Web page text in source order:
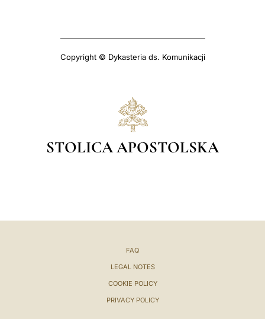
Copyright © Dykasteria ds. Komunikacji
STOLICA APOSTOLSKA
FAQ
LEGAL NOTES
COOKIE POLICY
PRIVACY POLICY